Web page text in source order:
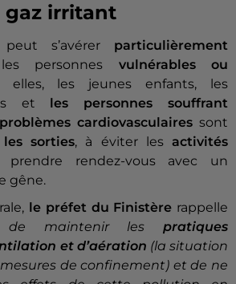
gaz irritant
s’avérerparticulièrement
personnes vulnérables ou
elles, les jeunes enfants, les
et
les personnes souffrant
cardiovasculaires sont
sorties, à éviter les activités
rendez-vous avec un
gêne.
le préfet du Finistère rappelle
de maintenir les pratiques
et d’aération (la situation
de confinement) et de ne